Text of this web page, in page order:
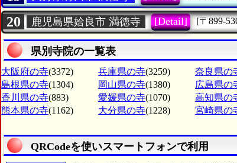
20 鹿児島県姶良市 満徳寺 [Detail] [〒899-
県別寺院の一覧表
大阪府の寺(3372) 兵庫県の寺(3259) 奈良県の
島根県の寺(1304) 岡山県の寺(1380) 広島県の
香川県の寺(883) 愛媛県の寺(1070) 高知県の
熊本県の寺(1162) 大分県の寺(1228) 宮崎県の
QRCodeを使いスマートフォンで利用